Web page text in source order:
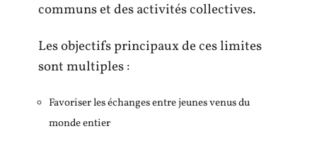
communs et des activités collectives.
Les objectifs principaux de ces limites
sont multiples :
Favoriser les échanges entre jeunes venus du
monde entier